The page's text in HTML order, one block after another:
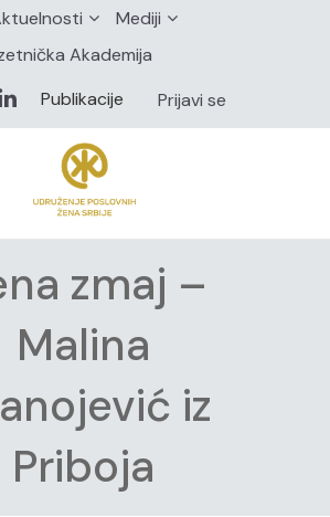
Mediji
Akademija
Publikacije
Prijavi se
zmaj –
Malina
iz
Priboja